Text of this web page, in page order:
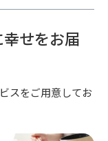
せをお届
スをご用意してお